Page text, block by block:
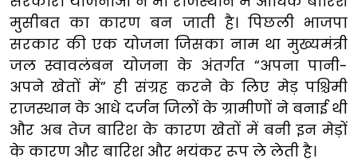
मुसीबत का कारण बन जाती है। पिछली भाजपा
सरकार की एक योजना जिसका नाम था मुख्यमंत्री
जल स्वावलंबन योजना के अंतर्गत “अपना पानी-
अपने खेतों में” ही संग्रह करने के लिए मेड़ पश्चिमी
राजस्थान के आधे दर्जन जिलों के ग्रामीणों ने बनाई थी
और अब तेज बारिश के कारण खेतों में बनी इन मेड़ों
के कारण और बारिश और भयंकर रूप ले लेती है।